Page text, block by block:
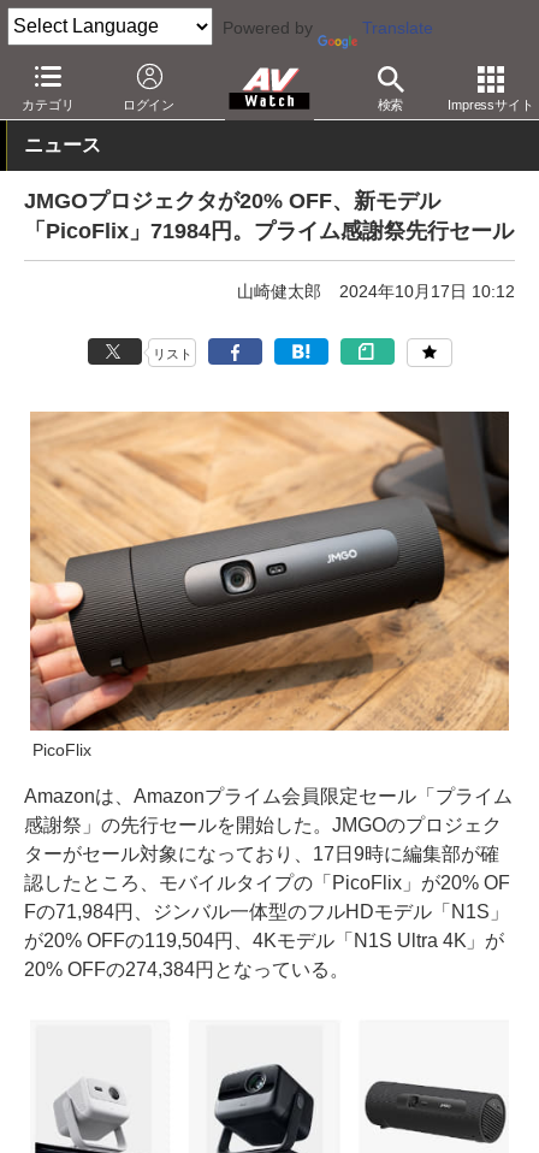
Powered by Translate
カテゴリ ログイン 検索 Impressサイト
AV Watch 動向 ショップ セール
ニュース
JMGOプロジェクタが20% OFF、新モデル
「PicoFlix」71984円。プライム感謝祭先行セール
山崎健太郎 2024年10月17日 10:12
リスト
PicoFlix
Amazonは、Amazonプライム会員限定セール「プライム
感謝祭」の先行セールを開始した。JMGOのプロジェク
ターがセール対象になっており、17日9時に編集部が確
認したところ、モバイルタイプの「PicoFlix」が20% OF
Fの71,984円、ジンバル一体型のフルHDモデル「N1S」
が20% OFFの119,504円、4Kモデル「N1S Ultra 4K」が
20% OFFの274,384円となっている。